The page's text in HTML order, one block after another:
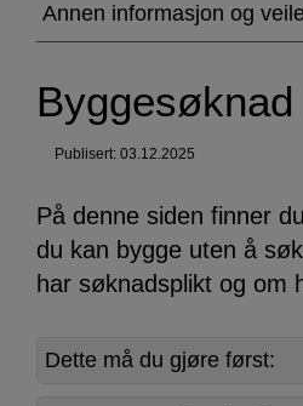
Annen informasjon og
Byggesøknad
Publisert: 03.12.2025
På denne siden finner
du kan bygge uten å
har søknadsplikt og om
Dette må du gjøre først: